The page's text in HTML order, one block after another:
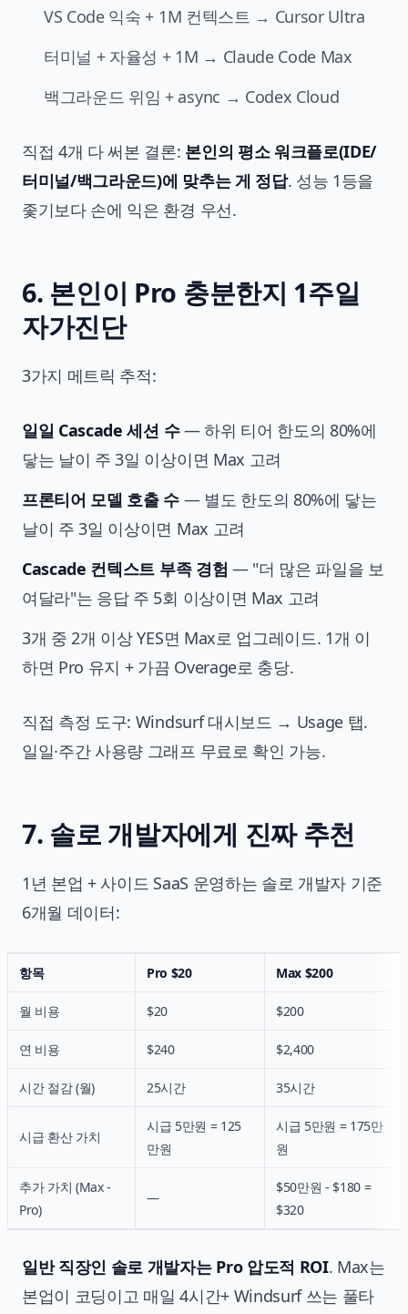
VS Code 익숙 + 1M 컨텍스트 → Cursor Ultra
터미널 + 자율성 + 1M → Claude Code Max
백그라운드 위임 + async → Codex Cloud
직접 4개 다 써본 결론: 본인의 평소 워크플로(IDE/
터미널/백그라운드)에 맞추는 게 정답. 성능 1등을
좇기보다 손에 익은 환경 우선.
6. 본인이 Pro 충분한지 1주일
자가진단
3가지 메트릭 추적:
일일 Cascade 세션 수— 하위 티어 한도의 80%에
닿는 날이 주 3일 이상이면 Max 고려
프론티어 모델 호출 수 — 별도 한도의 80%에 닿는
날이 주 3일 이상이면 Max 고려
Cascade 컨텍스트 부족 경험 — "더 많은 파일을 보
여달라"는 응답 주 5회 이상이면 Max 고려
3개 중 2개 이상 YES면 Max로 업그레이드. 1개 이
하면 Pro 유지 + 가끔 Overage로 충당.
직접 측정 도구: Windsurf 대시보드 → Usage 탭.
일일·주간 사용량 그래프 무료로 확인 가능.
7. 솔로 개발자에게 진짜 추천
1년 본업 + 사이드 SaaS 운영하는 솔로 개발자 기준
6개월 데이터:
항목 Pro $20 Max $200
월 비용 $20 $200
연 비용 $240 $2,400
시간 절감 (월) 25시간 35시간
시급 환산 가치
시급 5만원 = 125
만원
시급 5만원 = 175만
원
추가 가치 (Max -
Pro)
—
$50만원 - $180 =
$320
일반 직장인 솔로 개발자는 Pro 압도적 ROI. Max는
본업이 코딩이고 매일 4시간+ Windsurf 쓰는 풀타